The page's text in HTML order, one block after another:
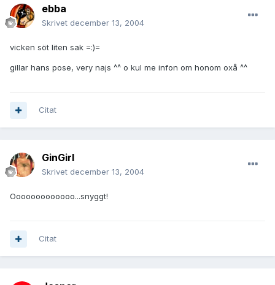
ebba
Skrivet december 13, 2004
vicken söt liten sak =:)=
gillar hans pose, very najs ^^ o kul me infon om honom oxå ^^
Citat
GinGirl
Skrivet december 13, 2004
Ooooooooooooo...snyggt!
Citat